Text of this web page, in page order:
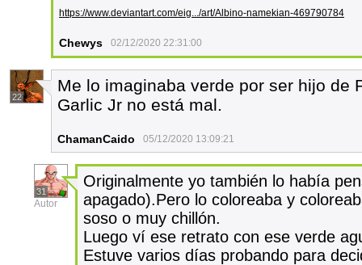
https://www.deviantart.com/eig.../art/Albino-namekian-469790784
Chewys 02/12/2020 22:31:00
22
Me lo imaginaba verde por ser hijo de
Garlic Jr no está mal.
ChamanCaido 05/12/2020 13:09:21
31
Autor
Originalmente yo también lo había
apagado).Pero lo coloreaba y
soso o muy chillón.
Luego ví ese retrato con ese verde
Estuve varios días probando para